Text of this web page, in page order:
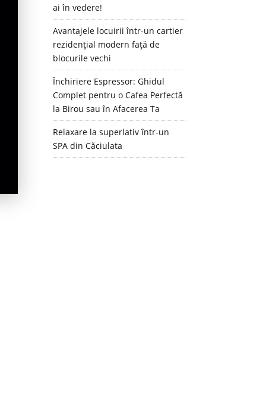
ai în vedere!
Avantajele locuirii într-un cartier
rezidențial modern față de
blocurile vechi
Închiriere Espressor: Ghidul
Complet pentru o Cafea Perfectă
la Birou sau în Afacerea Ta
Relaxare la superlativ într-un
SPA din Căciulata